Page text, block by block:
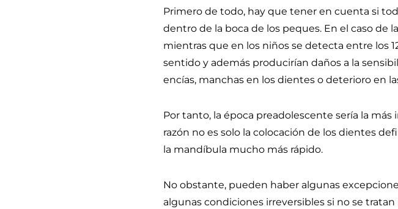
Primero de todo, hay que tener en cuenta si
dentro de la boca de los peques. En el caso de
mientras que en los niños se detecta entre los
sentido y además producirían daños a la
encías, manchas en los dientes o deterioro en
Por tanto, la época preadolescente sería la más
razón no es solo la colocación de los dientes
la mandíbula mucho más rápido.
No obstante, pueden haber algunas
algunas condiciones irreversibles si no se